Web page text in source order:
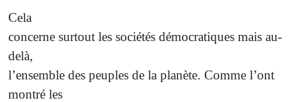
Cela
concerne surtout les sociétés démocratiques mais au-
delà,
l’ensemble des peuples de la planète. Comme l’ont
montré les